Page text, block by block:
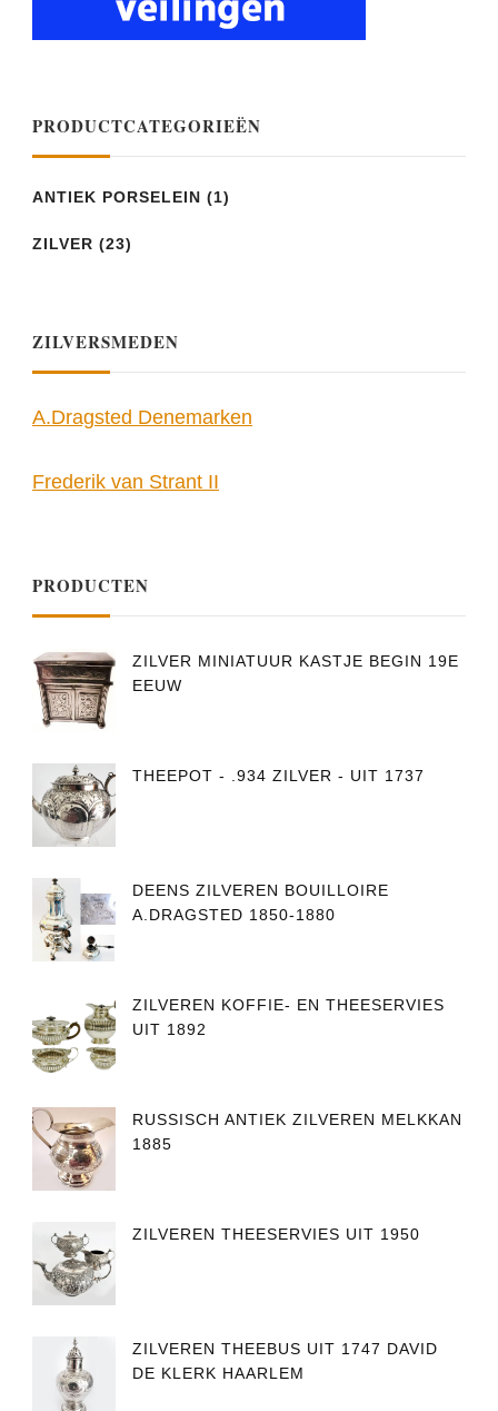
PRODUCTCATEGORIEËN
ANTIEK PORSELEIN (1)
ZILVER (23)
ZILVERSMEDEN
A.Dragsted Denemarken
Frederik van Strant II
PRODUCTEN
ZILVER MINIATUUR KASTJE BEGIN 19E
EEUW
THEEPOT - .934 ZILVER - UIT 1737
DEENS ZILVEREN BOUILLOIRE
A.DRAGSTED 1850-1880
ZILVEREN KOFFIE- EN THEESERVIES
UIT 1892
RUSSISCH ANTIEK ZILVEREN MELKKAN
1885
ZILVEREN THEESERVIES UIT 1950
ZILVEREN THEEBUS UIT 1747 DAVID
DE KLERK HAARLEM